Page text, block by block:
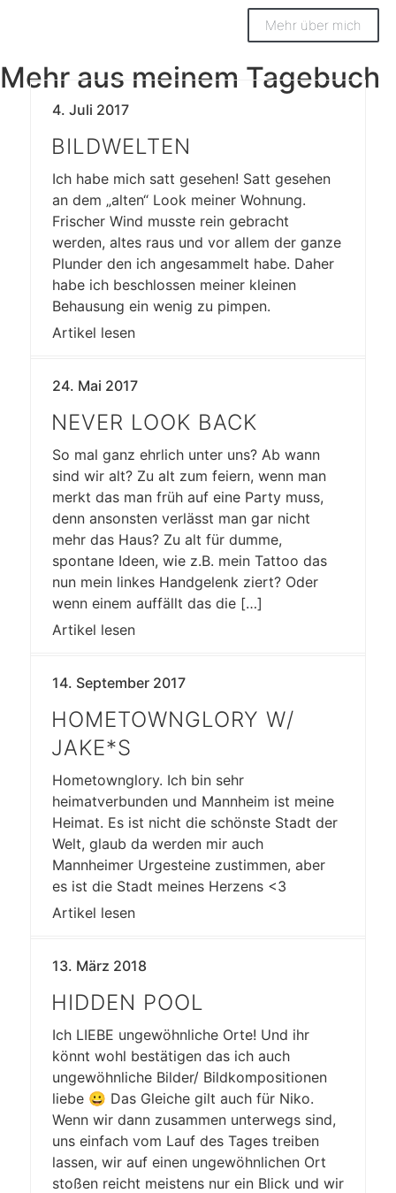
Mehr über mich
Mehr aus meinem Tagebuch
4. Juli 2017
BILDWELTEN
Ich habe mich satt gesehen! Satt gesehen
an dem „alten“ Look meiner Wohnung.
Frischer Wind musste rein gebracht
werden, altes raus und vor allem der ganze
Plunder den ich angesammelt habe. Daher
habe ich beschlossen meiner kleinen
Behausung ein wenig zu pimpen.
Artikel lesen
24. Mai 2017
NEVER LOOK BACK
So mal ganz ehrlich unter uns? Ab wann
sind wir alt? Zu alt zum feiern, wenn man
merkt das man früh auf eine Party muss,
denn ansonsten verlässt man gar nicht
mehr das Haus? Zu alt für dumme,
spontane Ideen, wie z.B. mein Tattoo das
nun mein linkes Handgelenk ziert? Oder
wenn einem auffällt das die […]
Artikel lesen
14. September 2017
HOMETOWNGLORY W/
JAKE*S
Hometownglory. Ich bin sehr
heimatverbunden und Mannheim ist meine
Heimat. Es ist nicht die schönste Stadt der
Welt, glaub da werden mir auch
Mannheimer Urgesteine zustimmen, aber
es ist die Stadt meines Herzens <3
Artikel lesen
13. März 2018
HIDDEN POOL
Ich LIEBE ungewöhnliche Orte! Und ihr
könnt wohl bestätigen das ich auch
ungewöhnliche Bilder/ Bildkompositionen
liebe 😀 Das Gleiche gilt auch für Niko.
Wenn wir dann zusammen unterwegs sind,
uns einfach vom Lauf des Tages treiben
lassen, wir auf einen ungewöhnlichen Ort
stoßen reicht meistens nur ein Blick und wir